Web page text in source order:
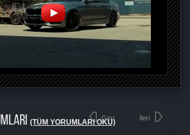
(TÜM YORUMLARI OKU)
Geri İleri